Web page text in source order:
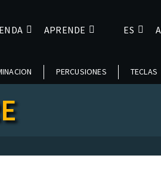
APRENDE ES
PERCUSIONES TECLAS